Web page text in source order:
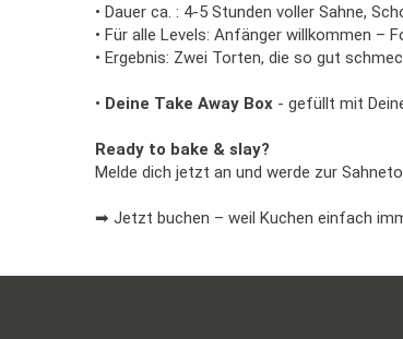
• Dauer ca. : 4-5 Stunden voller Sahne,
• Für alle Levels: Anfänger willkommen –
• Ergebnis: Zwei Torten, die so gut
• Deine Take Away Box - gefüllt mit
Ready to bake & slay?
Melde dich jetzt an und werde zur
➡ Jetzt buchen – weil Kuchen einfach